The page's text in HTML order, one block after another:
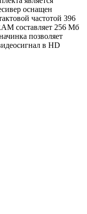
оснащен
частотой 396
составляет 256 Мб
позволяет
в HD